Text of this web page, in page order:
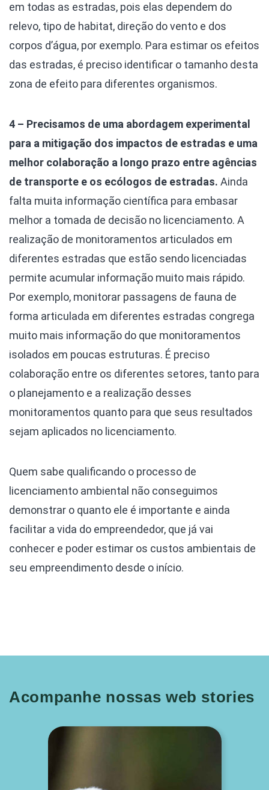
em todas as estradas, pois elas dependem do
relevo, tipo de habitat, direção do vento e dos
corpos d’água, por exemplo. Para estimar os efeitos
das estradas, é preciso identificar o tamanho desta
zona de efeito para diferentes organismos.
4 – Precisamos de uma abordagem experimental
para a mitigação dos impactos de estradas e uma
melhor colaboração a longo prazo entre agências
de transporte e os ecólogos de estradas. Ainda
falta muita informação científica para embasar
melhor a tomada de decisão no licenciamento. A
realização de monitoramentos articulados em
diferentes estradas que estão sendo licenciadas
permite acumular informação muito mais rápido.
Por exemplo, monitorar passagens de fauna de
forma articulada em diferentes estradas congrega
muito mais informação do que monitoramentos
isolados em poucas estruturas. É preciso
colaboração entre os diferentes setores, tanto para
o planejamento e a realização desses
monitoramentos quanto para que seus resultados
sejam aplicados no licenciamento.
Quem sabe qualificando o processo de
licenciamento ambiental não conseguimos
demonstrar o quanto ele é importante e ainda
facilitar a vida do empreendedor, que já vai
conhecer e poder estimar os custos ambientais de
seu empreendimento desde o início.
Acompanhe nossas web stories